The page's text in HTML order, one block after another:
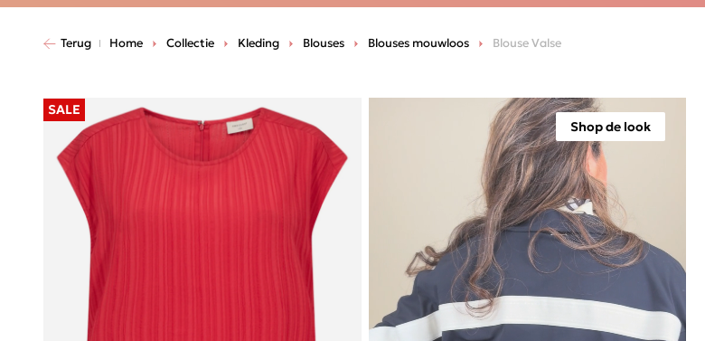
Terug Home Collectie Kleding Blouses Blouses mouwloos Blouse Valse
SALE
Shop de look